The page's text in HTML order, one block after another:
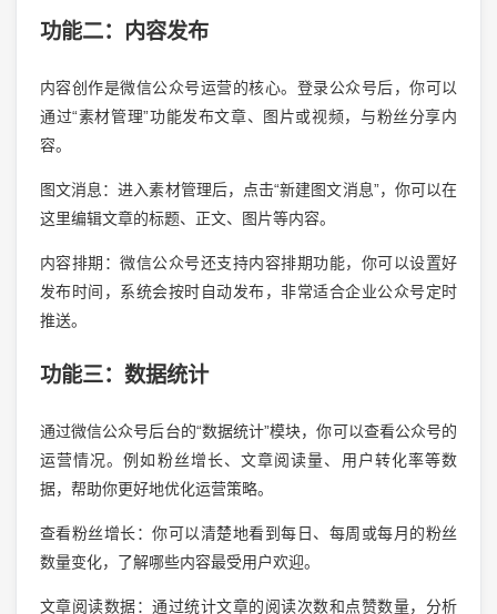
功能二：内容发布
内容创作是微信公众号运营的核心。登录公众号后，你可以
通过“素材管理”功能发布文章、图片或视频，与粉丝分享内
容。
图文消息：进入素材管理后，点击“新建图文消息”，你可以在
这里编辑文章的标题、正文、图片等内容。
内容排期：微信公众号还支持内容排期功能，你可以设置好
发布时间，系统会按时自动发布，非常适合企业公众号定时
推送。
功能三：数据统计
通过微信公众号后台的“数据统计”模块，你可以查看公众号的
运营情况。例如粉丝增长、文章阅读量、用户转化率等数
据，帮助你更好地优化运营策略。
查看粉丝增长：你可以清楚地看到每日、每周或每月的粉丝
数量变化，了解哪些内容最受用户欢迎。
文章阅读数据：通过统计文章的阅读次数和点赞数量，分析